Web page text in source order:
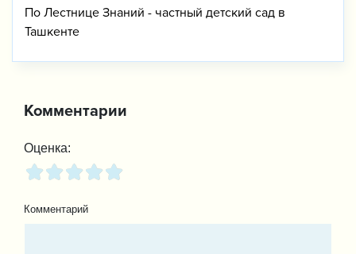
По Лестнице Знаний - частный детский сад в
Ташкенте
Комментарии
Оценка:
Комментарий